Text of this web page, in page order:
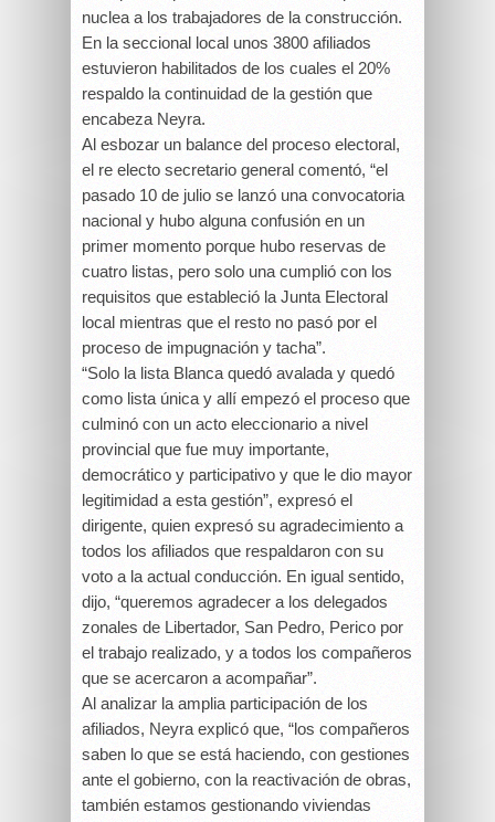
nuclea a los trabajadores de la construcción.
En la seccional local unos 3800 afiliados
estuvieron habilitados de los cuales el 20%
respaldo la continuidad de la gestión que
encabeza Neyra.
Al esbozar un balance del proceso electoral,
el re electo secretario general comentó, “el
pasado 10 de julio se lanzó una convocatoria
nacional y hubo alguna confusión en un
primer momento porque hubo reservas de
cuatro listas, pero solo una cumplió con los
requisitos que estableció la Junta Electoral
local mientras que el resto no pasó por el
proceso de impugnación y tacha”.
“Solo la lista Blanca quedó avalada y quedó
como lista única y allí empezó el proceso que
culminó con un acto eleccionario a nivel
provincial que fue muy importante,
democrático y participativo y que le dio mayor
legitimidad a esta gestión”, expresó el
dirigente, quien expresó su agradecimiento a
todos los afiliados que respaldaron con su
voto a la actual conducción. En igual sentido,
dijo, “queremos agradecer a los delegados
zonales de Libertador, San Pedro, Perico por
el trabajo realizado, y a todos los compañeros
que se acercaron a acompañar”.
Al analizar la amplia participación de los
afiliados, Neyra explicó que, “los compañeros
saben lo que se está haciendo, con gestiones
ante el gobierno, con la reactivación de obras,
también estamos gestionando viviendas